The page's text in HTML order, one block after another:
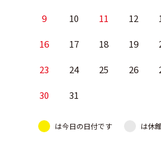
9 10 11 12
16 17 18 19
23 24 25 26
30 31
は今日の日付です は休